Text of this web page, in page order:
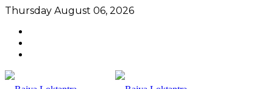
Thursday August 06, 2026